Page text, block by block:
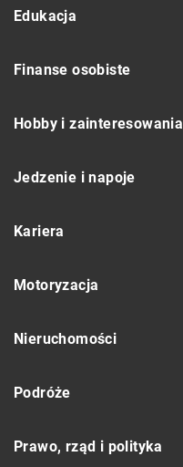
Edukacja
Finanse osobiste
Hobby i zainteresowania
Jedzenie i napoje
Kariera
Motoryzacja
Nieruchomości
Podróże
Prawo, rząd i polityka